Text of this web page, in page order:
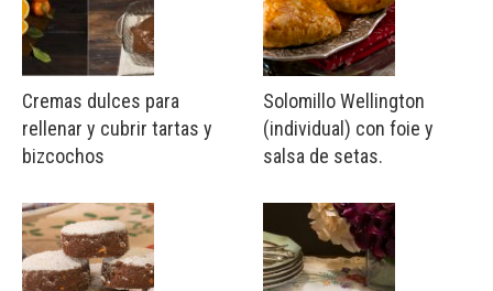
Cremas dulces para
rellenar y cubrir tartas y
bizcochos
Solomillo Wellington
(individual) con foie y
salsa de setas.